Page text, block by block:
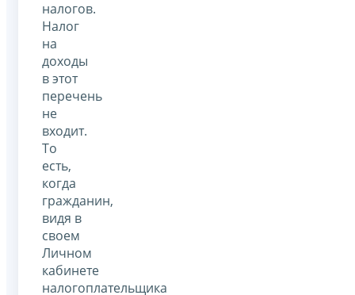
налогов.
Налог
на
доходы
в этот
перечень
не
входит.
То
есть,
когда
гражданин,
видя в
своем
Личном
кабинете
налогоплательщика